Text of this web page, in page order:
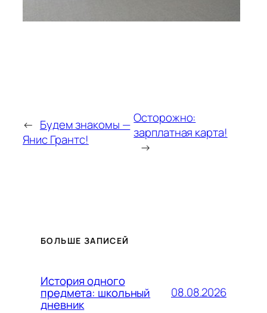
← Будем знакомы —
Янис Грантс!
Осторожно:
зарплатная карта!
→
БОЛЬШЕ ЗАПИСЕЙ
История одного
предмета: школьный
дневник
08.08.2026